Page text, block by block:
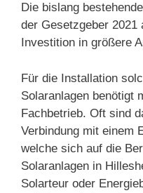
Die bislang
der Gesetzgeber
Investition in größere
Für die Installation
Solaranlagen benötigt
Fachbetrieb. Oft sind
Verbindung mit einem
welche sich auf die
Solaranlagen in
Solarteur oder